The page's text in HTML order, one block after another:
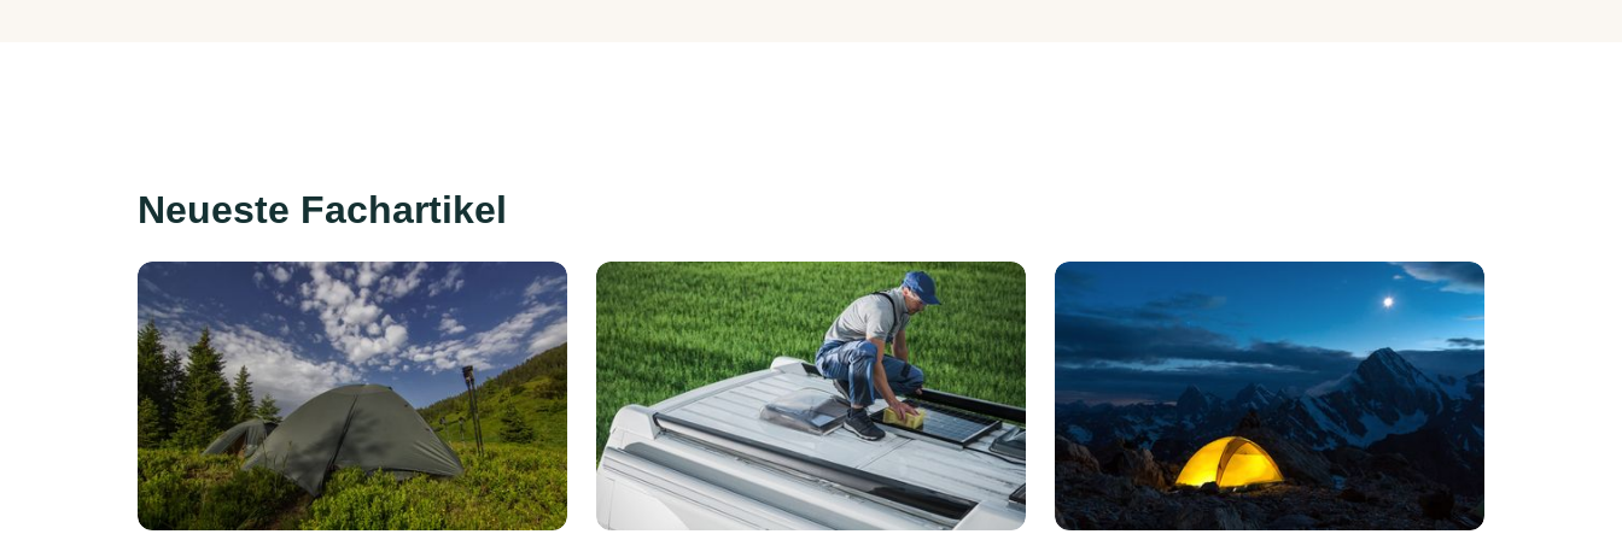
Neueste Fachartikel